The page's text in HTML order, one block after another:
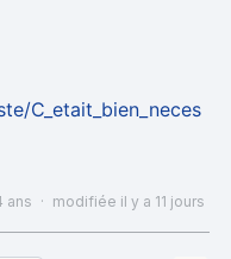
C_etait_bien_neces
Les_meilleurs_rema
ans · modifiée il y a 11 jours